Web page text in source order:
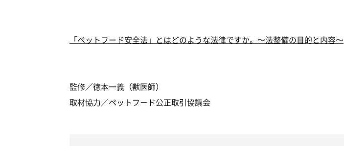
「ペットフード安全法」とはどのような法律ですか。～法整備の目的と内容～
監修／徳本一義（獣医師）
取材協力／ペットフード公正取引協議会